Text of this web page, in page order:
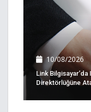
10/08/2026
Link Bilgisayar’da
Direktörlüğüne